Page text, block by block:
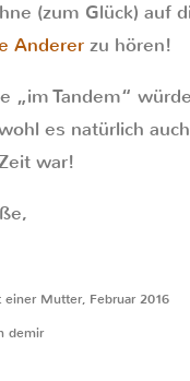
(zum Glück) auf
Anderer zu hören!
„im Tandem“
es natürlich
war!
einer Mutter, Februar 2016
demir